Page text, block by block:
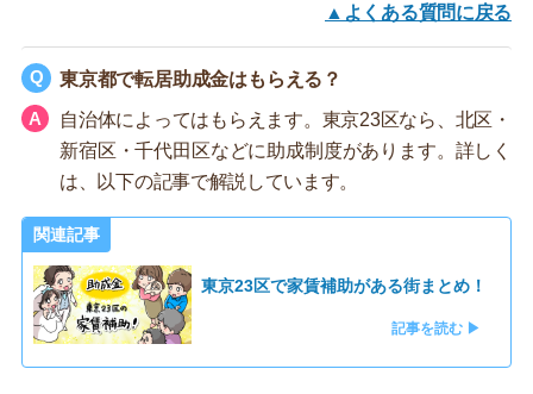
▲よくある質問に戻る
東京都で転居助成金はもらえる？
自治体によってはもらえます。東京23区なら、北区・
新宿区・千代田区などに助成制度があります。詳しく
は、以下の記事で解説しています。
関連記事
東京23区で家賃補助がある街まとめ！
記事を読む ▶